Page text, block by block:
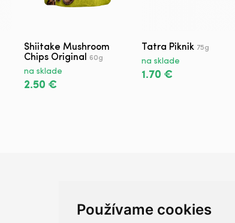
Používame cookies
Shiitake Mushroom
Chips Original
60g
na sklade
2.50 €
Tatra Piknik 75g
na sklade
1.70 €